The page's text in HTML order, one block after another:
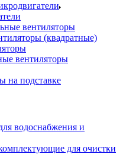
вентиляторы
(квадратные)
вентиляторы
на подставке
водоснабжения и
для очистки